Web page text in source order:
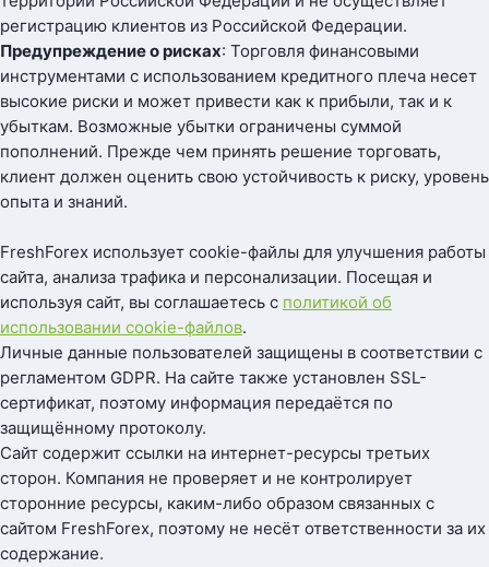
регистрацию клиентов из Российской Федерации.
Предупреждение о рисках: Торговля финансовыми
инструментами с использованием кредитного плеча несет
высокие риски и может привести как к прибыли, так и к
убыткам. Возможные убытки ограничены суммой
пополнений. Прежде чем принять решение торговать,
клиент должен оценить свою устойчивость к риску, уровень
опыта и знаний.
FreshForex использует cookie-файлы для улучшения работы
сайта, анализа трафика и персонализации. Посещая и
используя сайт, вы соглашаетесь с политикой об
использовании cookie-файлов.
Личные данные пользователей защищены в соответствии с
регламентом GDPR. На сайте также установлен SSL-
сертификат, поэтому информация передаётся по
защищённому протоколу.
Сайт содержит ссылки на интернет-ресурсы третьих
сторон. Компания не проверяет и не контролирует
сторонние ресурсы, каким-либо образом связанных с
сайтом FreshForex, поэтому не несёт ответственности за их
содержание.